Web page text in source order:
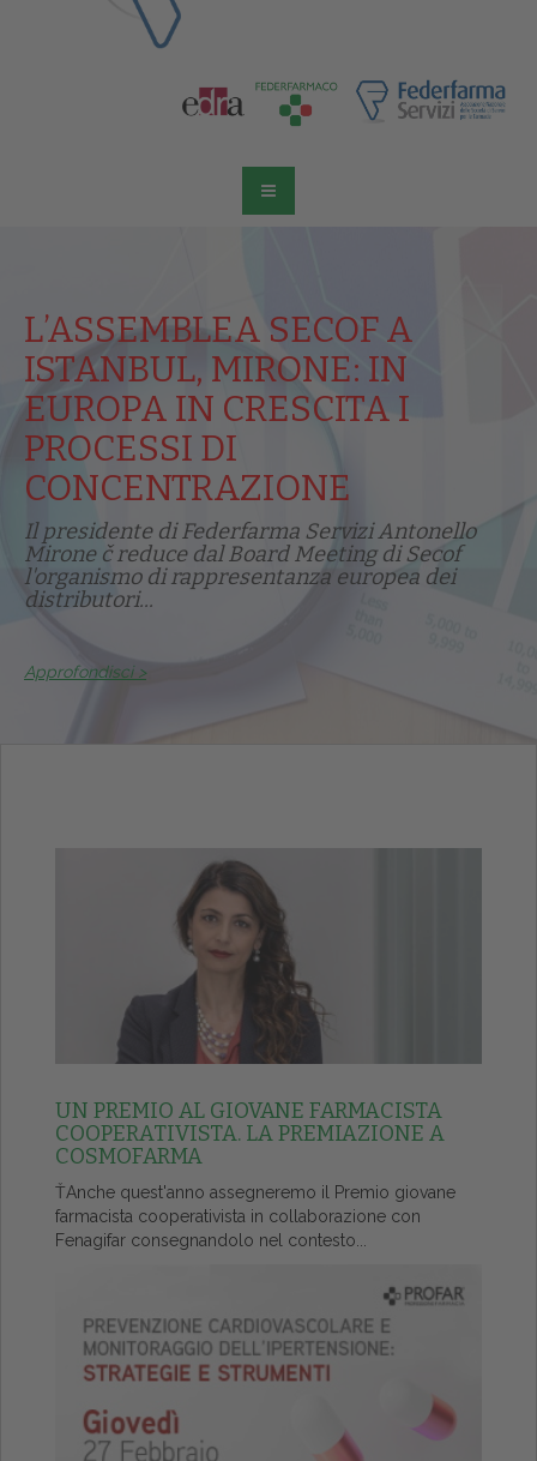
L’ASSEMBLEA SECOF A
ISTANBUL, MIRONE: IN
EUROPA IN CRESCITA I
PROCESSI DI
CONCENTRAZIONE
Il presidente di Federfarma Servizi Antonello
Mirone č reduce dal Board Meeting di Secof
l'organismo di rappresentanza europea dei
distributori...
Approfondisci >
UN PREMIO AL GIOVANE FARMACISTA
COOPERATIVISTA. LA PREMIAZIONE A
COSMOFARMA
ŤAnche quest'anno assegneremo il Premio giovane
farmacista cooperativista in collaborazione con
Fenagifar consegnandolo nel contesto...